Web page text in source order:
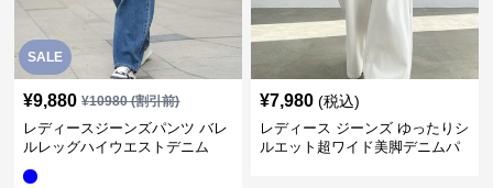
SALE
¥9,880 ¥10980(割引前)
レディースジーンズパンツ バレ
ルレッグハイウエストデニム
¥7,980 (税込)
レディース ジーンズ ゆったりシ
ルエット超ワイド美脚デニムパ